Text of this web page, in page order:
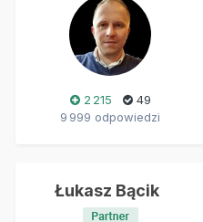
2 215
49
9 999 odpowiedzi
Łukasz Bącik